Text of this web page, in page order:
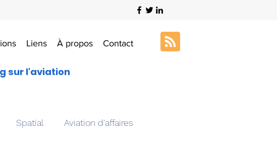
Liens À propos Contact
sur l'aviation
Spatial Aviation d'affaires